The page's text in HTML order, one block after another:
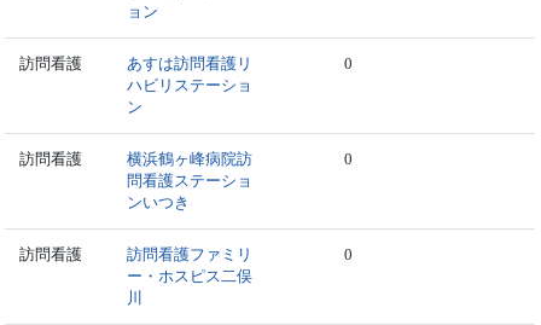
ョン
訪問看護
あすは訪問看護リ
ハビリステーショ
ン
0
訪問看護
横浜鶴ヶ峰病院訪
問看護ステーショ
ンいつき
0
訪問看護
訪問看護ファミリ
ー・ホスピス二俣
川
0